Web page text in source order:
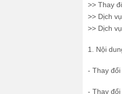
>> Thay
>> Dịch
>> Dịch
1. Nội
- Thay
- Thay